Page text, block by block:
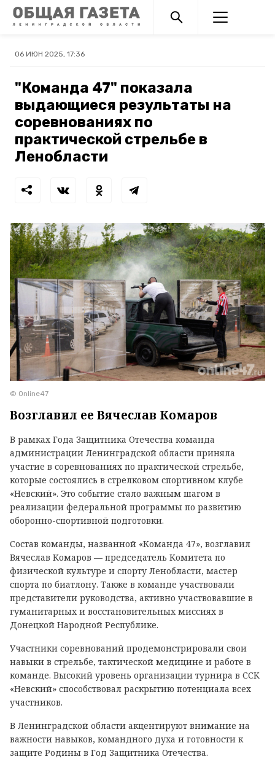
06 ИЮН 2025, 17:36
"Команда 47" показала
выдающиеся результаты на
соревнованиях по
практической стрельбе в
Ленобласти
© Online47
Возглавил ее Вячеслав Комаров
В рамках Года Защитника Отечества команда
администрации Ленинградской области приняла
участие в соревнованиях по практической стрельбе,
которые состоялись в стрелковом спортивном клубе
«Невский». Это событие стало важным шагом в
реализации федеральной программы по развитию
оборонно-спортивной подготовки.
Состав команды, названной «Команда 47», возглавил
Вячеслав Комаров — председатель Комитета по
физической культуре и спорту Ленобласти, мастер
спорта по биатлону. Также в команде участвовали
представители руководства, активно участвовавшие в
гуманитарных и восстановительных миссиях в
Донецкой Народной Республике.
Участники соревнований продемонстрировали свои
навыки в стрельбе, тактической медицине и работе в
команде. Высокий уровень организации турнира в ССК
«Невский» способствовал раскрытию потенциала всех
участников.
В Ленинградской области акцентируют внимание на
важности навыков, командного духа и готовности к
защите Родины в Год Защитника Отечества.